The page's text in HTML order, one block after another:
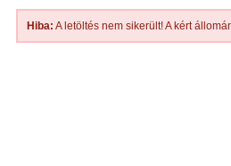
Hiba: A letöltés nem sikerült! A kért